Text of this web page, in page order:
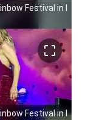
Festival in
crop_free
Festival in